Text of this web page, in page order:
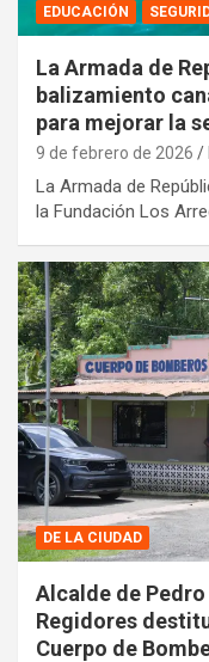
EDUCACIÓN
La Armada de
balizamiento
para mejorar la
9 de febrero de 2026
La Armada de
la Fundación Los
DE LA CIUDAD
Alcalde de
Regidores
Cuerpo de